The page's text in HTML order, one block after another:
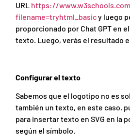
URL https://
filename=tryhtml_basicy luego
proporcionado por Chat GPT en
texto. Luego, verás el resultado
Configurar el texto
Sabemos que el logotipo no es
también un texto, en este caso,
para insertar texto en SVG en la
según el símbolo.